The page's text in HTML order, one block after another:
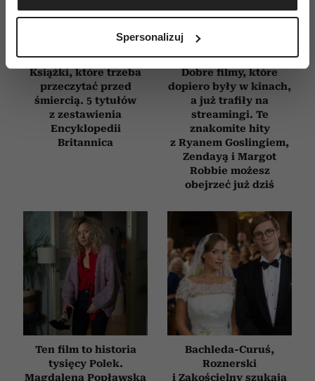
Identyfikować Twoje urządzenie, aktywnie
(fingerprinting, czyli wirtualny odcisk palca)
dane są przetwarzane oraz ustaw własne preferencje w
sekcji szczegółów. W Deklaracji plików cookie możesz
zmienić lub wycofać swoją zgodę w dowolnej chwili.
Wykorzystujemy pliki cookie do spersonalizowania treści
i reklam, aby oferować funkcje społecznościowe i
analizować ruch w naszej witrynie. Informacje o tym, jak
społecznościowym, reklamowym i analitycznym.
Partnerzy mogą połączyć te informacje z innymi danymi
otrzymanymi od Ciebie lub uzyskanymi podczas
korzystania z ich usług.
Spersonalizuj
Książki, które trzeba
przeczytać przed
śmiercią. 5 tytułów
z zestawienia
Encyklopedii
Britannica
Dobre filmy, które
dopiero były w kinach,
a już trafiły na
streamingi. Te
znakomite hity
z Ryanem Goslingiem,
Zendayą i Margot
Robbie możesz
obejrzeć już dziś
Ten film to historia
tysięcy Polek.
Magdalena Popławska
Bachleda-Curuś,
Roznerski
i Zakościelny szukają